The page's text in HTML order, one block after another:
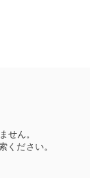
せん。
ください。